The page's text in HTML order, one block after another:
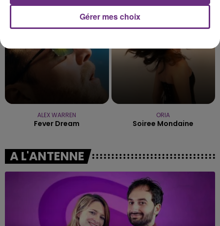
ALEX WARREN
Fever Dream
8h57
8h57
ORIA
Soiree Mondaine
A L'ANTENNE
Gérer mes choix